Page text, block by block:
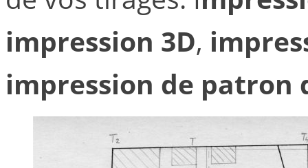
impression 3D,
impression de patron